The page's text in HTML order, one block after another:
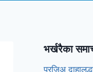
भर्खरैका
प्रजिअ